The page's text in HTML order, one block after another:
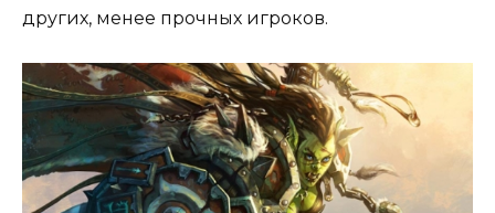
других, менее прочных игроков.